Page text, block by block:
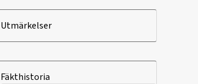
Utmärkelser
Fäkthistoria